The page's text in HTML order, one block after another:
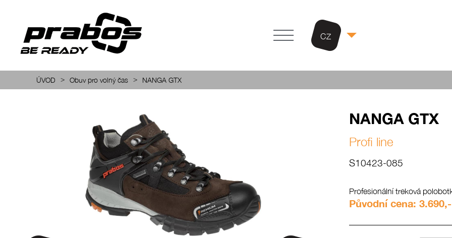
CZ
ÚVOD > Obuv pro volný čas > NANGA GTX
NANGA GTX
Profi line
S10423-085
Profesionální treková
Původní cena: 3.690,-